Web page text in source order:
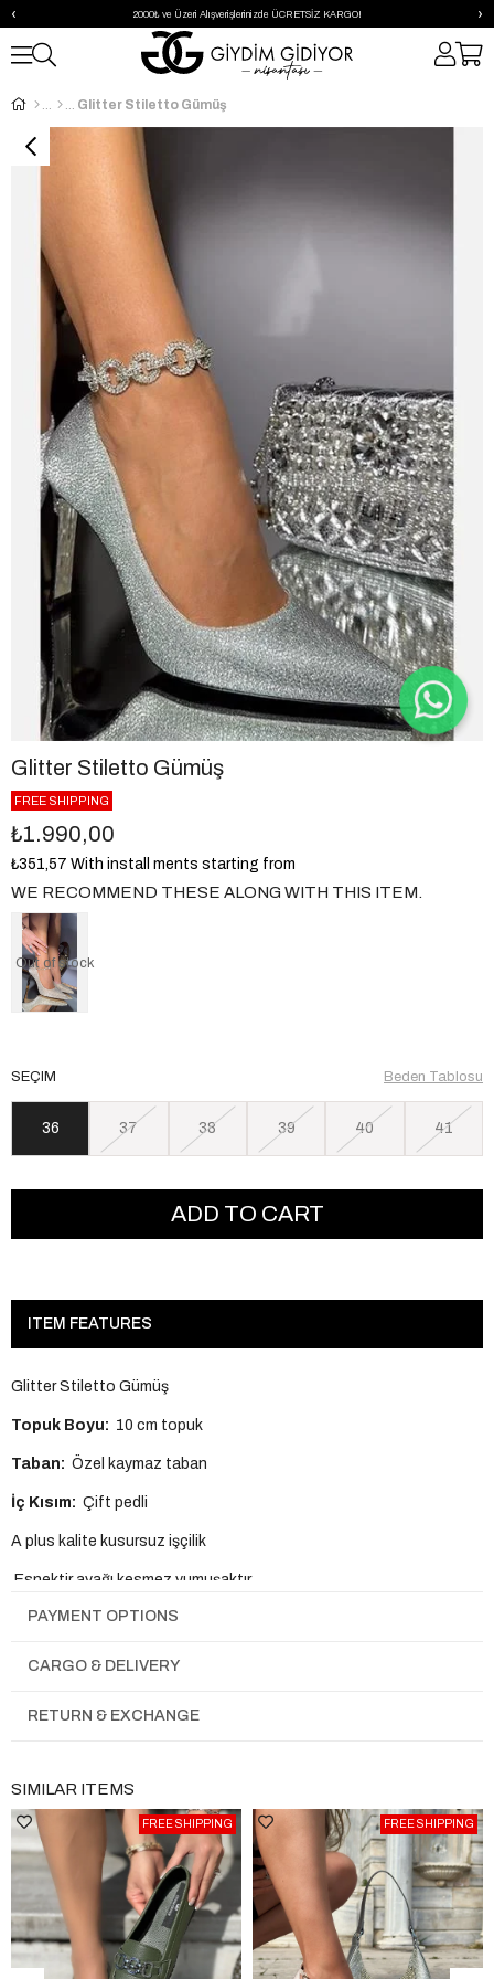
2000₺ ve Üzeri Alışverişlerinizde ÜCRETSİZ KARGO!
‹ ›
Glitter Stiletto Gümüş
Glitter Stiletto Gümüş
FREE SHIPPING
₺1.990,00
₺351,57 With install ments starting from
WE RECOMMEND THESE ALONG WITH THIS ITEM.
Out of stock
Beden Tablosu
SEÇIM
36 37 38 39 40 41
ITEM FEATURES
Glitter Stiletto Gümüş
Topuk Boyu: 10 cm topuk
Taban: Özel kaymaz taban
İç Kısım: Çift pedli
A plus kalite kusursuz işçilik
Esnektir ayağı kesmez yumuşaktır.
Tam Kalıptır.
PAYMENT OPTIONS
CARGO & DELIVERY
RETURN & EXCHANGE
SIMILAR ITEMS
FREE SHIPPING FREE SHIPPING